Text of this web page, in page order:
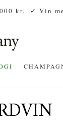
kr. ✓ Vin